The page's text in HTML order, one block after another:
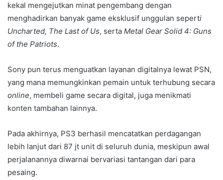
kekal mengejutkan minat pengembang dengan
menghadirkan banyak game eksklusif unggulan seperti
Uncharted, The Last of Us, serta Metal Gear Solid 4: Guns
of the Patriots.
Sony pun terus menguatkan layanan digitalnya lewat PSN,
yang mana memungkinkan pemain untuk terhubung secara
online, membeli game secara digital, juga menikmati
konten tambahan lainnya.
Pada akhirnya, PS3 berhasil mencatatkan perdagangan
lebih lanjut dari 87 jt unit di seluruh dunia, meskipun awal
perjalanannya diwarnai bervariasi tantangan dari para
pesaing.